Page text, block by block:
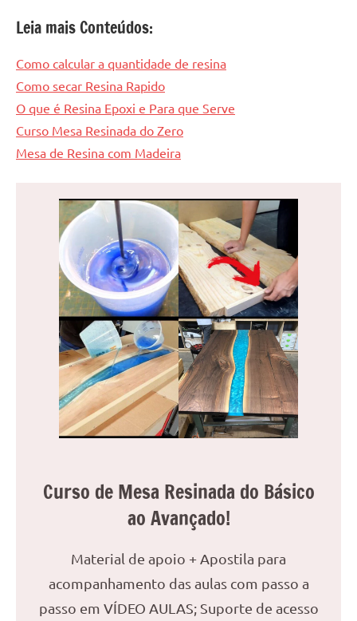
Leia mais Conteúdos:
Como calcular a quantidade de resina
Como secar Resina Rapido
O que é Resina Epoxi e Para que Serve
Curso Mesa Resinada do Zero
Mesa de Resina com Madeira
Curso de Mesa Resinada do Básico
ao Avançado!
Material de apoio + Apostila para
acompanhamento das aulas com passo a
passo em VÍDEO AULAS; Suporte de acesso